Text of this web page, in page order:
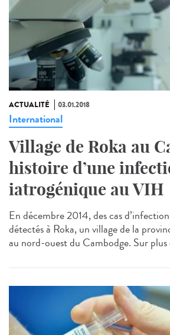
ACTUALITÉ 03.01.2018
International
Village de Roka au
histoire d’une
iatrogénique au VIH
En décembre 2014, des cas
détectés à Roka, un village de la
au nord-ouest du Cambodge. Sur